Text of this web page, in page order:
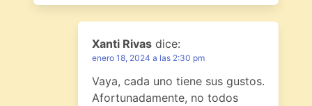
Xanti Rivas dice:
enero 18, 2024 a las 2:30 pm
Vaya, cada uno tiene sus gustos.
Afortunadamente, no todos